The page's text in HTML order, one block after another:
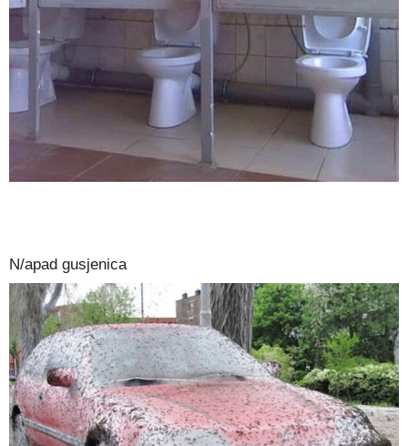
N/apad gusjenica